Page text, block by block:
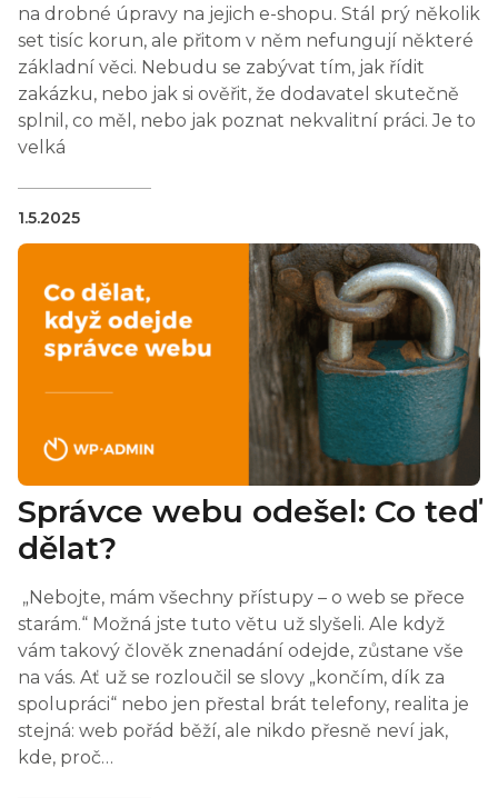
na drobné úpravy na jejich e-shopu. Stál prý několik
set tisíc korun, ale přitom v něm nefungují některé
základní věci. Nebudu se zabývat tím, jak řídit
zakázku, nebo jak si ověřit, že dodavatel skutečně
splnil, co měl, nebo jak poznat nekvalitní práci. Je to
velká
1.5.2025
Správce webu odešel: Co teď
dělat?
„Nebojte, mám všechny přístupy – o web se přece
starám.“ Možná jste tuto větu už slyšeli. Ale když
vám takový člověk znenadání odejde, zůstane vše
na vás. Ať už se rozloučil se slovy „končím, dík za
spolupráci“ nebo jen přestal brát telefony, realita je
stejná: web pořád běží, ale nikdo přesně neví jak,
kde, proč…